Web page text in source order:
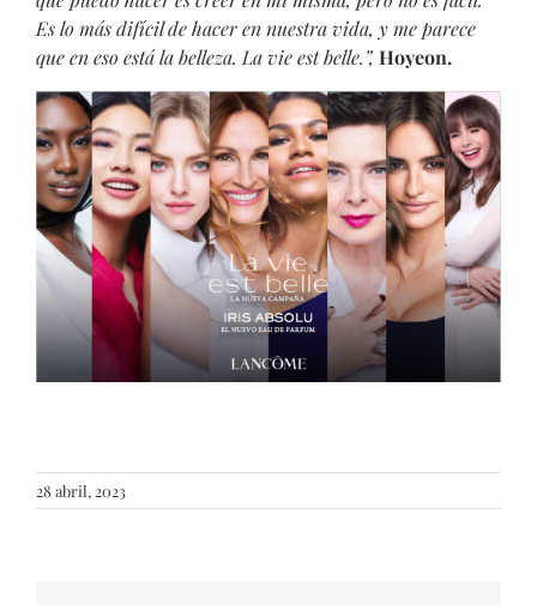
Es lo más difícil de hacer en nuestra vida, y me parece
que en eso está la belleza. La vie est belle.”, Hoyeon.
28 abril, 2023